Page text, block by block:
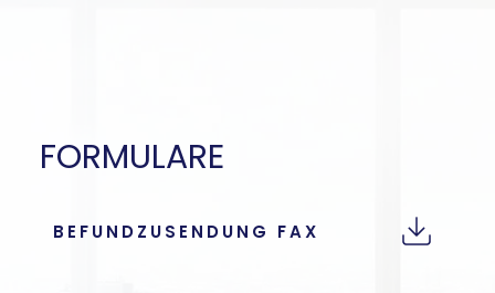
FORMULARE
BEFUNDZUSENDUNG FAX